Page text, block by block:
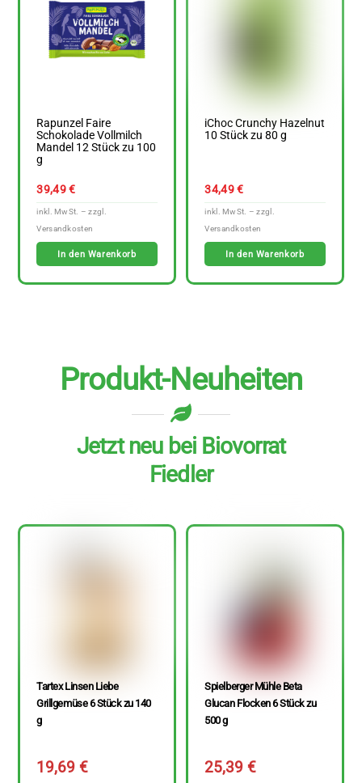
Rapunzel Faire
Schokolade Vollmilch
Mandel 12 Stück zu 100
g
39,49€
In den Warenkorb
iChoc Crunchy Hazelnut
10 Stück zu 80 g
34,49€
In den Warenkorb
Produkt-Neuheiten
Jetzt neu bei Biovorrat
Fiedler
Tartex Linsen Liebe
Grillgemüse 6 Stück zu 140
g
19,69€
Spielberger Mühle Beta
Glucan Flocken 6 Stück zu
500 g
25,39€